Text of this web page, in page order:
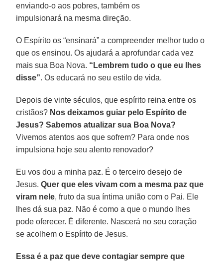
enviando-o aos pobres, também os
impulsionará na mesma direção.
O Espírito os “ensinará” a compreender melhor tudo o
que os ensinou. Os ajudará a aprofundar cada vez
mais sua Boa Nova. “Lembrem tudo o que eu
lhes
disse”. Os educará no seu estilo de vida.
Depois de vinte séculos, que espírito reina entre os
cristãos? Nos deixamos guiar pelo Espírito de
Jesus? Sabemos atualizar sua Boa Nova?
Vivemos atentos aos que sofrem? Para onde nos
impulsiona hoje seu alento renovador?
Eu vos dou a minha paz. É o terceiro desejo de
Jesus.Quer que eles vivam com a mesma paz que
viram nele, fruto da sua íntima união com o Pai. Ele
lhes dá sua paz. Não é como a que o mundo lhes
pode oferecer. É diferente. Nascerá no seu coração
se acolhem o Espírito de Jesus.
Essa é a paz que deve contagiar sempre que